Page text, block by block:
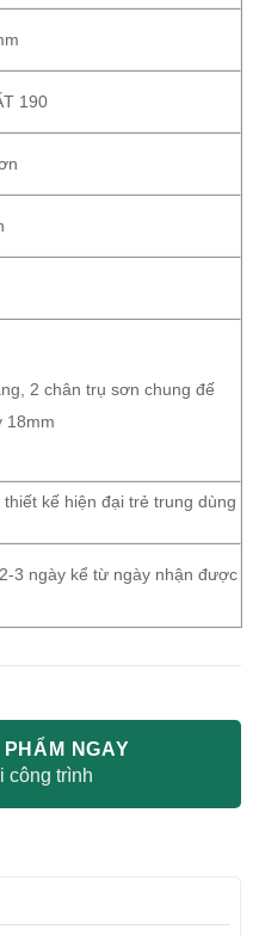
190
2 chân trụ sơn chung đế
18mm
kế hiện đại trẻ trung dùng
3 ngày kể từ ngày nhận được
NGAY
công trình